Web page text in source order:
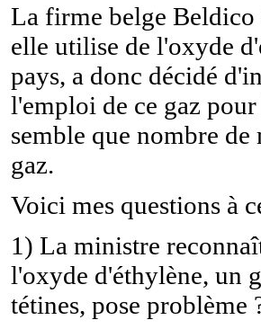
La firme belge Beldico
elle utilise de l'oxyde
pays, a donc décidé
l'emploi de ce gaz
semble que nombre
gaz.
Voici mes questions à
1) La ministre
l'oxyde d'éthylène, un
tétines, pose problème